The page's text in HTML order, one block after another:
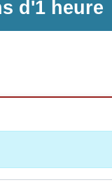
d'1 heure